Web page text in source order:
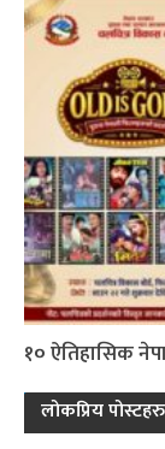
१० ऐतिहासिक
लोकप्रिय पोस्टहरु